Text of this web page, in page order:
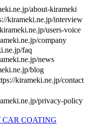
about-kirameki
kirameki.ne.jp/interview
users-voice
company
faq
news
blog
kirameki.ne.jp/contact
privacy-policy
CAR COATING